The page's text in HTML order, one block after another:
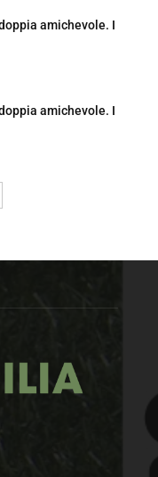
amichevole. I
amichevole. I